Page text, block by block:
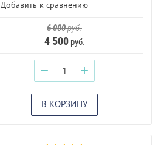
Добавить к сравнению
6 000руб.
4 500руб.
− +
В КОРЗИНУ